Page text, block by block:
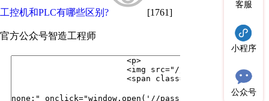
工控机和PLC有哪些区别? [1761]
官方公众号智造工程师
客服
小程序
公众号